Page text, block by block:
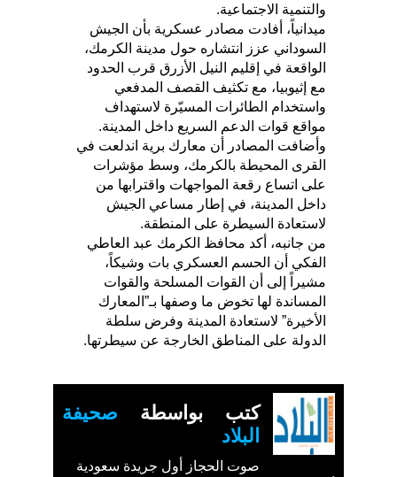
والتنمية الاجتماعية.
ميدانياً، أفادت مصادر عسكرية بأن الجيش
السوداني عزز انتشاره حول مدينة الكرمك،
الواقعة في إقليم النيل الأزرق قرب الحدود
مع إثيوبيا، مع تكثيف القصف المدفعي
واستخدام الطائرات المسيّرة لاستهداف
مواقع قوات الدعم السريع داخل المدينة.
وأضافت المصادر أن معارك برية اندلعت في
القرى المحيطة بالكرمك، وسط مؤشرات
على اتساع رقعة المواجهات واقترابها من
داخل المدينة، في إطار مساعي الجيش
لاستعادة السيطرة على المنطقة.
من جانبه، أكد محافظ الكرمك عبد العاطي
الفكي أن الحسم العسكري بات وشيكاً،
مشيراً إلى أن القوات المسلحة والقوات
المساندة لها تخوض ما وصفها بـ”المعارك
الأخيرة” لاستعادة المدينة وفرض سلطة
الدولة على المناطق الخارجة عن سيطرتها.
كتب بواسطة صحيفة
البلاد
صوت الحجاز أول جريدة سعودية